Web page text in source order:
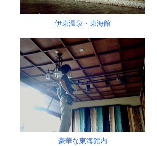
伊東温泉・東海館
豪華な東海館内